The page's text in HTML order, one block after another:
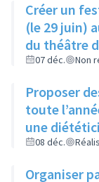
Créer un
(le 29 juin)
du théâtre
07 déc. Non
Proposer
toute
une
et de la
08 déc.
Organiser